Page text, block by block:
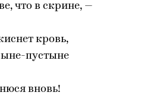
что в скрине, —
кровь,
пустыне
вновь!